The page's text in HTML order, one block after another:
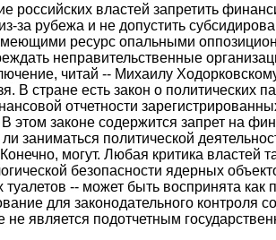
российских властей запретить
за рубежа и не допустить
ресурс опальными
неправительственные
читай -- Михаилу
В стране есть закон о политических
отчетности
В этом законе содержится запрет на
заниматься политической
могут. Любая критика властей
безопасности ядерных
-- может быть воспринята как
для законодательного контроля
не является подотчетным